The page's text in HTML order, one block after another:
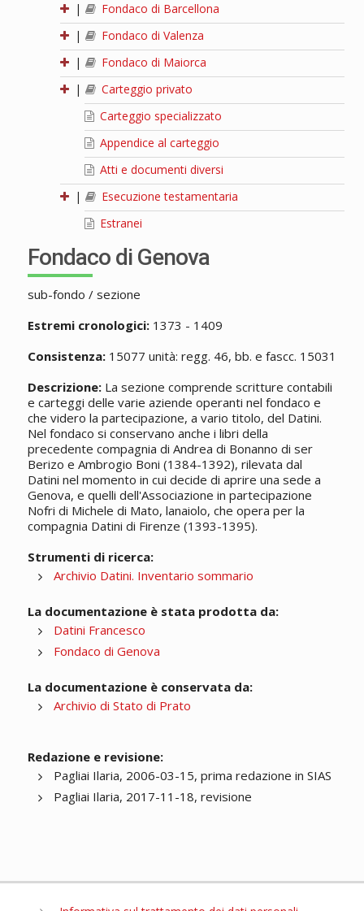
|
Fondaco di Barcellona
|
Fondaco di Valenza
|
Fondaco di Maiorca
|
Carteggio privato
Carteggio specializzato
Appendice al carteggio
Atti e documenti diversi
|
Esecuzione testamentaria
Estranei
Fondaco di Genova
sub-fondo / sezione
Estremi cronologici:1373 - 1409
Consistenza:15077 unità: regg. 46, bb. e fascc. 15031
Descrizione:La sezione comprende scritture contabili
e carteggi delle varie aziende operanti nel fondaco e
che videro la partecipazione, a vario titolo, del Datini.
Nel fondaco si conservano anche i libri della
precedente compagnia di Andrea di Bonanno di ser
Berizo e Ambrogio Boni (1384-1392), rilevata dal
Datini nel momento in cui decide di aprire una sede a
Genova, e quelli dell'Associazione in partecipazione
Nofri di Michele di Mato, lanaiolo, che opera per la
compagnia Datini di Firenze (1393-1395).
Strumenti di ricerca:
Archivio Datini. Inventario sommario
La documentazione è stata prodotta da:
Datini Francesco
Fondaco di Genova
La documentazione è conservata da:
Archivio di Stato di Prato
Redazione e revisione:
Pagliai Ilaria, 2006-03-15, prima redazione in SIAS
Pagliai Ilaria, 2017-11-18, revisione